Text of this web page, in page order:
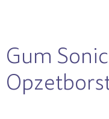
Gum